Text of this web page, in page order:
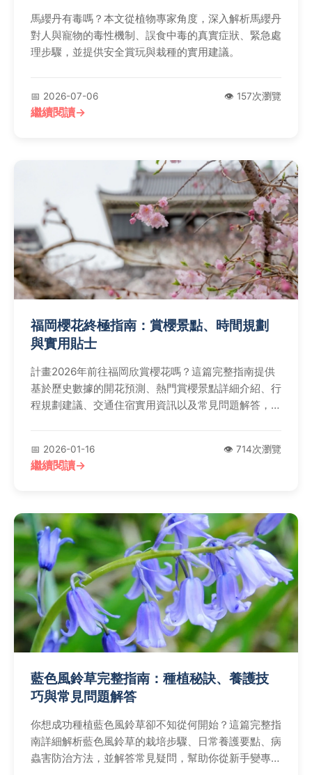
馬纓丹有毒嗎？本文從植物專家角度，深入解析馬纓丹
對人與寵物的毒性機制、誤食中毒的真實症狀、緊急處
理步驟，並提供安全賞玩與栽種的實用建議。
📅 2026-07-06 👁️ 157次瀏覽
繼續閱讀
福岡櫻花終極指南：賞櫻景點、時間規劃
與實用貼士
計畫2026年前往福岡欣賞櫻花嗎？這篇完整指南提供
基於歷史數據的開花預測、熱門賞櫻景點詳細介紹、行
程規劃建議、交通住宿實用資訊以及常見問題解答，幫
📅 2026-01-16 👁️ 714次瀏覽
繼續閱讀
藍色風鈴草完整指南：種植秘訣、養護技
巧與常見問題解答
你想成功種植藍色風鈴草卻不知從何開始？這篇完整指
南詳細解析藍色風鈴草的栽培步驟、日常養護要點、病
蟲害防治方法，並解答常見疑問，幫助你從新手變專